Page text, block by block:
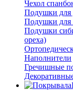
Чехол
Подушки для
Подушки для
Подушки
ореха)
Наполнители
Гречишные